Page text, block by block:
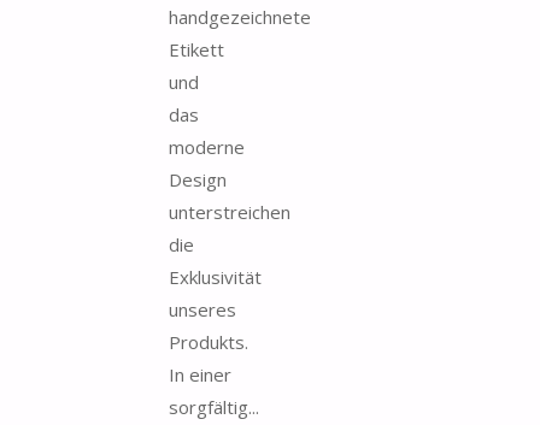
handgezeichnete
Etikett
und
das
moderne
Design
unterstreichen
die
Exklusivität
unseres
Produkts.
In einer
sorgfältig...